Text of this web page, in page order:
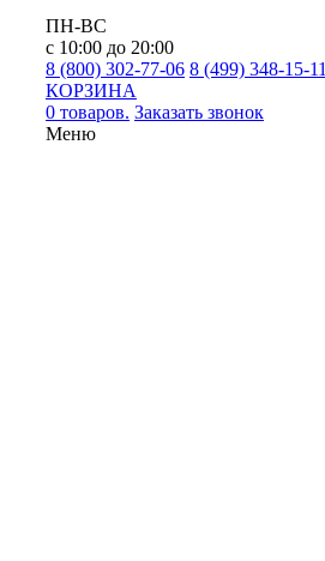
ПН-ВС
с 10:00 до 20:00
8 (800) 302-77-06 8 (499) 348-15-11
КОРЗИНА
0 товаров. Заказать звонок
Меню